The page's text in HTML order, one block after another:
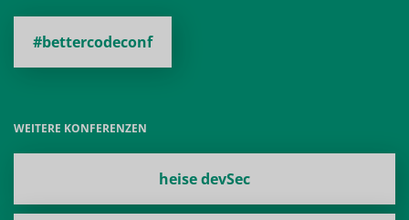
#bettercodeconf
WEITERE KONFERENZEN
heise devSec